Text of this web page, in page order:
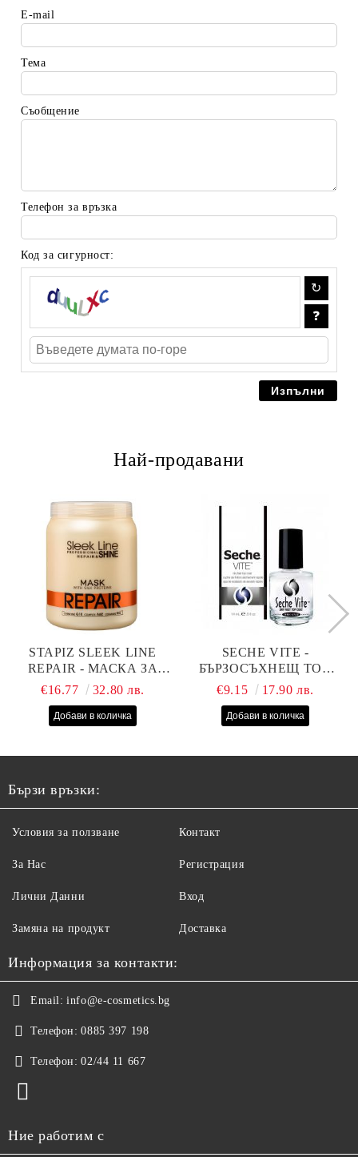
E-mail
Тема
Съобщение
Телефон за връзка
Код за сигурност:
Най-продавани
STAPIZ SLEEK LINE
REPAIR - МАСКА ЗА
СУХИ, ИЗТОЩЕНИ И
КОПРИНЕНИ
€16.77 32.80 лв.
SECHE VITE -
БЪРЗОСЪХНЕЩ ТОП
ЛАК - 14 МЛ
€9.15 17.90 лв.
Бързи връзки:
Условия за ползване
За Нас
Лични Данни
Замяна на продукт
Контакт
Регистрация
Вход
Доставка
Информация за контакти:
Email: info@e-cosmetics.bg
Телефон: 0885 397 198
Телефон: 02/44 11 667
Ние работим с